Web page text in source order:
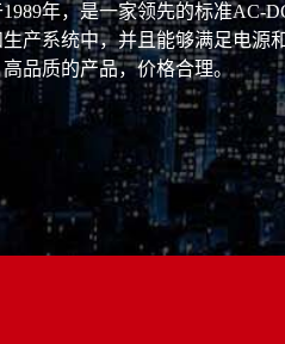
年，是一家领先的标准AC-
产系统中，并且能够满足电
品质的产品，价格合理。